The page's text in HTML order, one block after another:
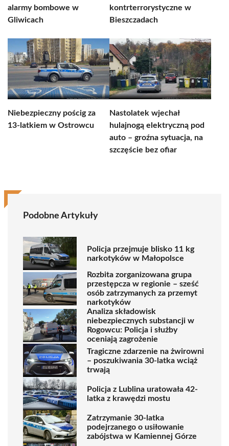
alarmy bombowe w
Gliwicach
kontrterrorystyczne w
Bieszczadach
Niebezpieczny pościg za
13-latkiem w Ostrowcu
Nastolatek wjechał
hulajnogą elektryczną pod
auto – groźna sytuacja, na
szczęście bez ofiar
Podobne Artykuły
Policja przejmuje blisko 11 kg
narkotyków w Małopolsce
Rozbita zorganizowana grupa
przestępcza w regionie – sześć
osób zatrzymanych za przemyt
narkotyków
Analiza składowisk
niebezpiecznych substancji w
Rogowcu: Policja i służby
oceniają zagrożenie
Tragiczne zdarzenie na żwirowni
– poszukiwania 30-latka wciąż
trwają
Policja z Lublina uratowała 42-
latka z krawędzi mostu
Zatrzymanie 30-latka
podejrzanego o usiłowanie
zabójstwa w Kamiennej Górze